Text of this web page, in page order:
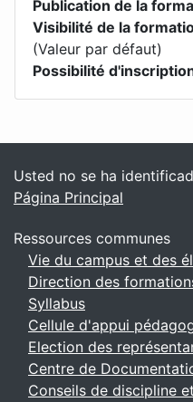
Publication de la
Visibilité de la
(Valeur par défaut)
Possibilité
Bloques
Usted no se ha
Página Principal
Ressources communes
Vie du campus et des
Direction des
Syllabus
Cellule d'appui
Election des
Centre de
Conseils de discipline